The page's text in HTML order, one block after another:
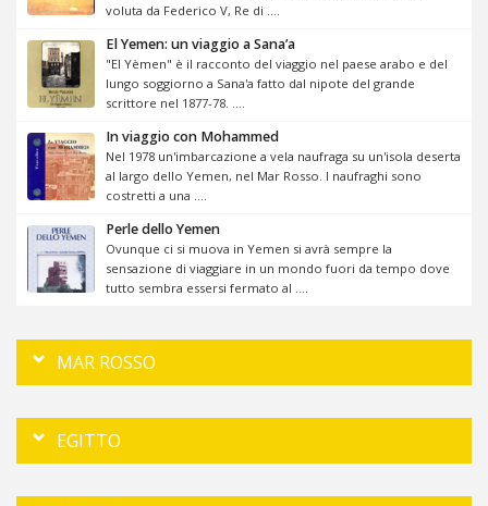
voluta da Federico V, Re di ....
El Yemen: un viaggio a Sana’a
"El Yèmen" è il racconto del viaggio nel paese arabo e del
lungo soggiorno a Sana'a fatto dal nipote del grande
scrittore nel 1877-78. ....
In viaggio con Mohammed
Nel 1978 un'imbarcazione a vela naufraga su un'isola deserta
al largo dello Yemen, nel Mar Rosso. I naufraghi sono
costretti a una ....
Perle dello Yemen
Ovunque ci si muova in Yemen si avrà sempre la
sensazione di viaggiare in un mondo fuori da tempo dove
tutto sembra essersi fermato al ....
MAR ROSSO
EGITTO